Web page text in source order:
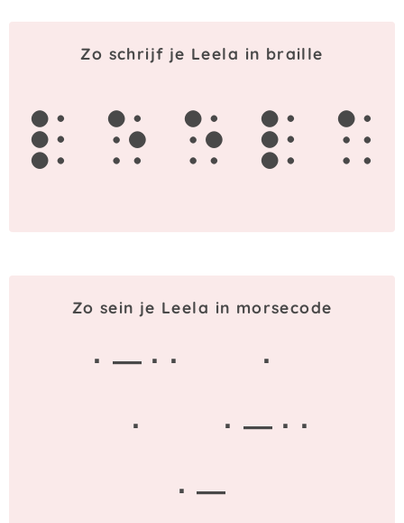
Zo schrijf je Leela in braille
l e e l a
Zo sein je Leela in morsecode
· — · ·
·
·
· — · ·
· —